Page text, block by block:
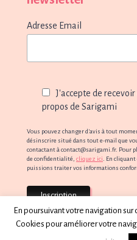
Adresse Email
J'accepte de
propos de Sarigami
Vous pouvez changer d'avis à tout
désinscrire situé dans tout e-mail que
contactant à contact@sarigami.fr. Pour
de confidentialité, cliquez ici. En cliquant
puissions traiter vos informations
En poursuivant votre navigation
Cookies pour améliorer votre